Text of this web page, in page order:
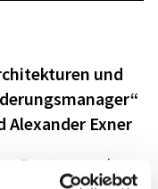
und
Alex­an­der Exner
Bera­tung und